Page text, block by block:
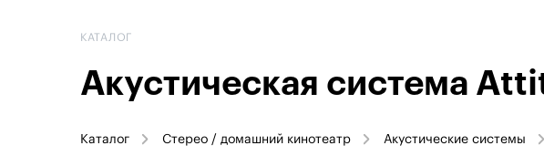
КАТАЛОГ
Акустическая система
Каталог Стерео / домашний кинотеатр Акустические системы